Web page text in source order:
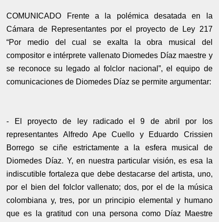
COMUNICADO Frente a la polémica desatada en la
Cámara de Representantes por el proyecto de Ley 217
“Por medio del cual se exalta la obra musical del
compositor e intérprete vallenato Diomedes Díaz maestre y
se reconoce su legado al folclor nacional”, el equipo de
comunicaciones de Diomedes Díaz se permite argumentar:
- El proyecto de ley radicado el 9 de abril por los
representantes Alfredo Ape Cuello y Eduardo Crissien
Borrego se ciñe estrictamente a la esfera musical de
Diomedes Díaz. Y, en nuestra particular visión, es esa la
indiscutible fortaleza que debe destacarse del artista, uno,
por el bien del folclor vallenato; dos, por el de la música
colombiana y, tres, por un principio elemental y humano
que es la gratitud con una persona como Díaz Maestre